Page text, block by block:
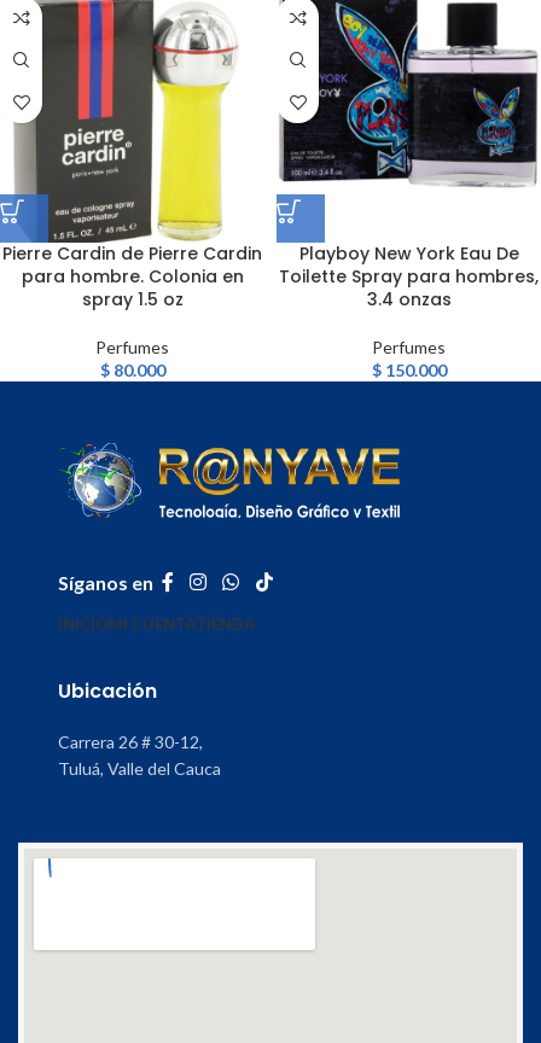
Pierre Cardin de Pierre Cardin
para hombre. Colonia en
spray 1.5 oz
Perfumes
$80.000
Playboy New York Eau De
Toilette Spray para hombres,
3.4 onzas
Perfumes
$150.000
Síganos en
INICIOMI CUENTATIENDA
Ubicación
Carrera 26 # 30-12,
Tuluá, Valle del Cauca